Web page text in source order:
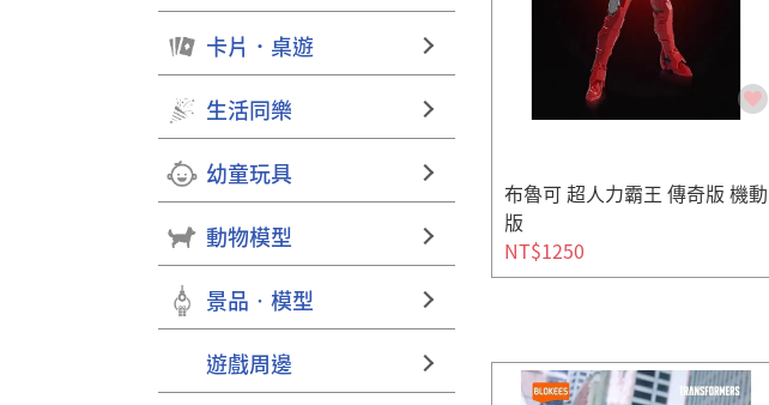
卡片．桌遊
生活同樂
幼童玩具
動物模型
景品‧模型
遊戲周邊
布魯可 超人力霸王 傳奇版 機動
版
NT$1250